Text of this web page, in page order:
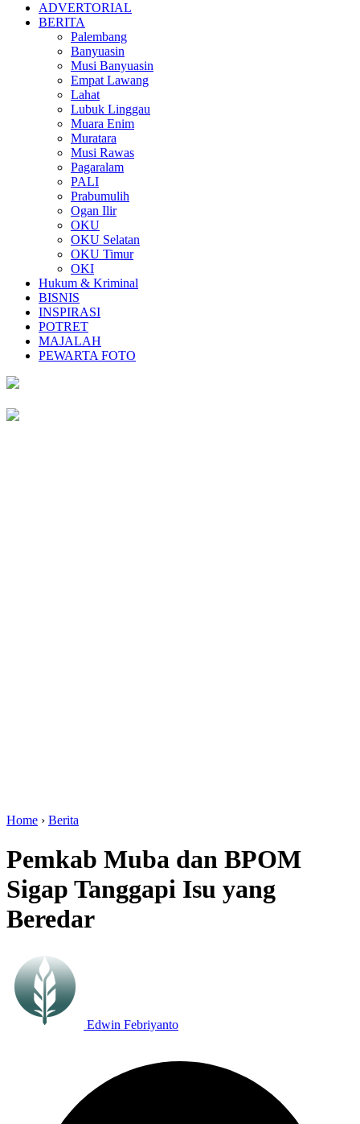
ADVERTORIAL
BERITA
Palembang
Banyuasin
Musi Banyuasin
Empat Lawang
Lahat
Lubuk Linggau
Muara Enim
Muratara
Musi Rawas
Pagaralam
PALI
Prabumulih
Ogan Ilir
OKU
OKU Selatan
OKU Timur
OKI
Hukum & Kriminal
BISNIS
INSPIRASI
POTRET
MAJALAH
PEWARTA FOTO
Home › Berita
Pemkab Muba dan BPOM
Sigap Tanggapi Isu yang
Beredar
Edwin Febriyanto